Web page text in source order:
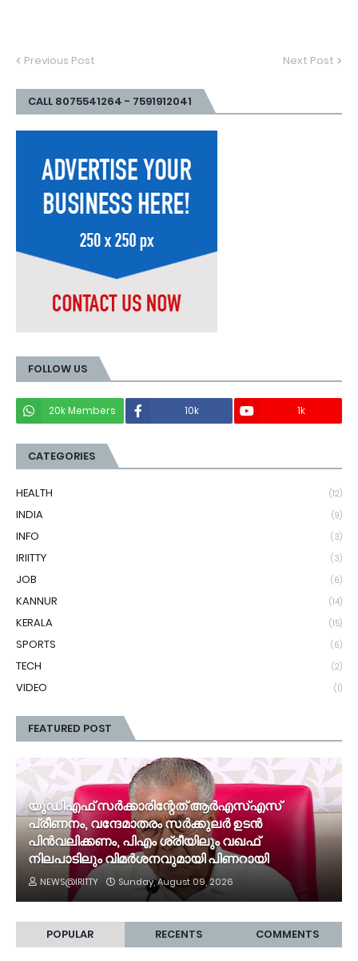
Previous Post Next Post
CALL 8075541264 - 7591912041
FOLLOW US
20k Members 10k 1k
CATEGORIES
HEALTH (12)
INDIA (9)
INFO (3)
IRIITTY (3)
JOB (6)
KANNUR (14)
KERALA (15)
SPORTS (6)
TECH (2)
VIDEO (1)
FEATURED POST
യുഡിഎഫ് സർക്കാരിന്റേത് ആർഎസ്എസ്
പ്രീണനം, വന്ദേമാതരം സർക്കുലർ ഉടൻ
പിൻവലിക്കണം, പിഎം ശ്രീയിലും വഖഫ്
നിലപാടിലും വിമർശനവുമായി പിണറായി
NEWS@IRITTY Sunday, August 09, 2026
POPULAR RECENTS COMMENTS